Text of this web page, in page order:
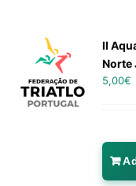
II
Norte
5,00€